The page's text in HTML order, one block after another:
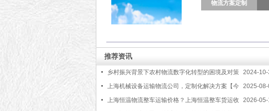
物流方案定制
推荐资讯
2024-
乡村振兴背景下农村物流数字化转型的困境及对策
2025-08-
上海机械设备运输物流公司，定制化解决方案【今
日更新】
2026-05-
上海恒温物流整车运输价格？上海恒温整车货运收